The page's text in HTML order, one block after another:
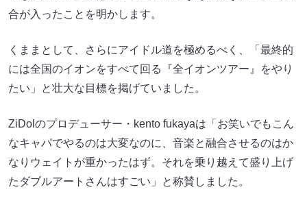
合が入ったことを明かします。
くままとして、さらにアイドル道を極めるべく、「最終的
には全国のイオンをすべて回る『全イオンツアー』をやり
たい」と壮大な目標を掲げていました。
ZiDolのプロデューサー・kento fukayaは「お笑いでもこん
なキャパでやるのは大変なのに、音楽と融合させるのはか
なりウェイトが重かったはず。それを乗り越えて盛り上げ
たダブルアートさんはすごい」と称賛しました。